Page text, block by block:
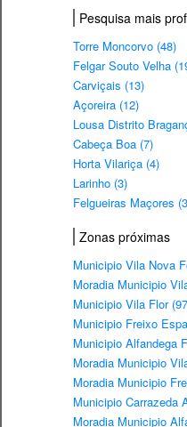
Pesquisa mais
Torre Moncorvo (48)
Felgar Souto Velha
Carviçais (13)
Açoreira (12)
Lousa Distrito
Cabeça Boa (7)
Horta Vilariça (4)
Larinho (3)
Felgueiras Maçores
Zonas próximas
Municipio Vila Nova
Moradia Municipio
Municipio Vila Flor
Municipio Freixo
Municipio Alfandega
Moradia Municipio
Moradia Municipio
Municipio Carrazeda
Moradia Municipio